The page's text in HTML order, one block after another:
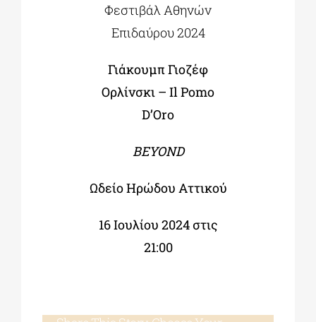
Φεστιβάλ Αθηνών
Επιδαύρου 2024
Γιάκουμπ Γιοζέφ
Ορλίνσκι – Il Pomo
D’Oro
BEYOND
Ωδείο Ηρώδου Αττικού
16 Ιουλίου 2024 στις
21:00